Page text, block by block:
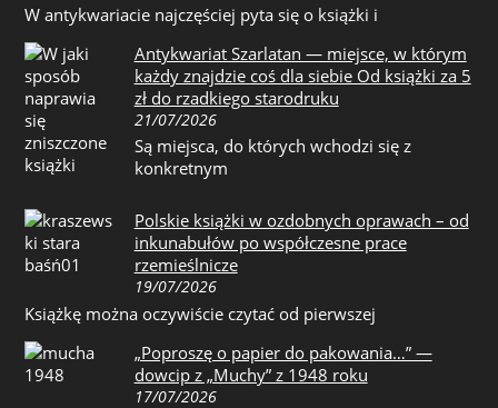
W antykwariacie najczęściej pyta się o książki i
Antykwariat Szarlatan — miejsce, w którym
każdy znajdzie coś dla siebie Od książki za 5
zł do rzadkiego starodruku
21/07/2026
Są miejsca, do których wchodzi się z
konkretnym
Polskie książki w ozdobnych oprawach – od
inkunabułów po współczesne prace
rzemieślnicze
19/07/2026
Książkę można oczywiście czytać od pierwszej
„Poproszę o papier do pakowania…” —
dowcip z „Muchy” z 1948 roku
17/07/2026